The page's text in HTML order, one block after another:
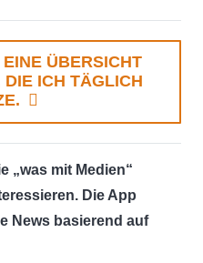
ÜBERSICHT
ICH TÄGLICH
„was mit Medien“
Die App
News basierend auf